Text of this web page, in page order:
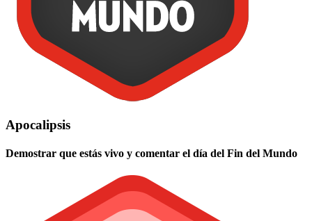
Apocalipsis
Demostrar que estás vivo y comentar el día del Fin del Mundo